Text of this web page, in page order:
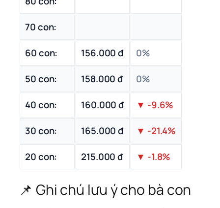
70 con:
60 con: 156.000 đ 0%
50 con: 158.000 đ 0%
40 con: 160.000 đ ▼ -9.6%
30 con: 165.000 đ ▼ -21.4%
20 con: 215.000 đ ▼ -1.8%
📌 Ghi chú lưu ý cho bà con